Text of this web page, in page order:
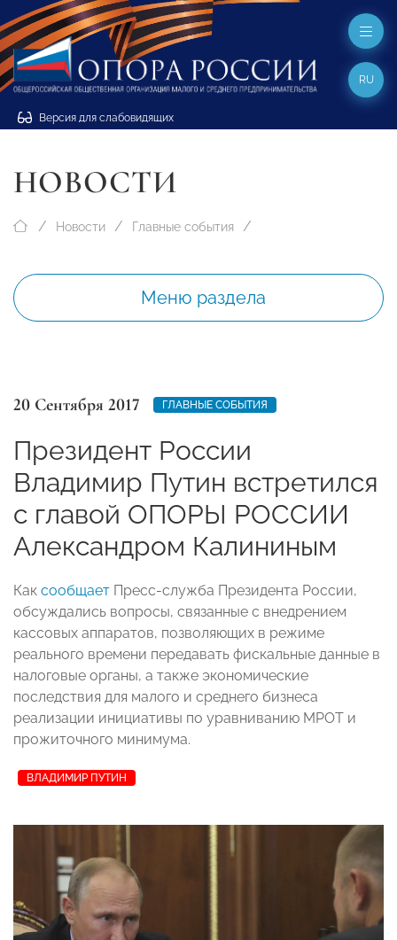
Версия для слабовидящих
RU
НОВОСТИ
Новости Главные события
Меню раздела
20 Сентября 2017 ГЛАВНЫЕ СОБЫТИЯ
Президент России
Владимир Путин встретился
с главой ОПОРЫ РОССИИ
Александром Калининым
Как сообщает Пресс-служба Президента России,
обсуждались вопросы, связанные с внедрением
кассовых аппаратов, позволяющих в режиме
реального времени передавать фискальные данные в
налоговые органы, а также экономические
последствия для малого и среднего бизнеса
реализации инициативы по уравниванию МРОТ и
прожиточного минимума.
ВЛАДИМИР ПУТИН